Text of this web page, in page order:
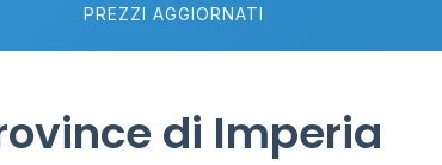
PREZZI AGGIORNATI
di Imperia